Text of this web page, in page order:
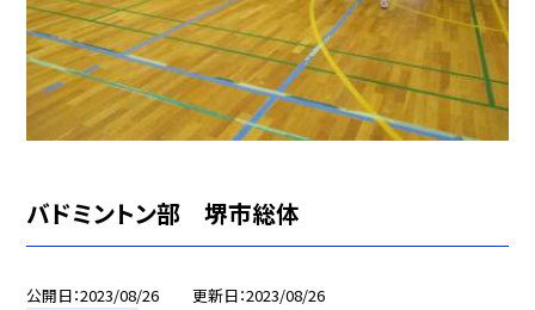
バドミントン部 堺市総体
公開日 2023/08/26 更新日 2023/08/26